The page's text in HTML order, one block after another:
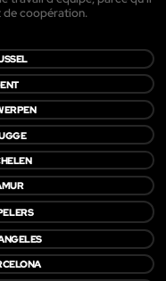
coopération.